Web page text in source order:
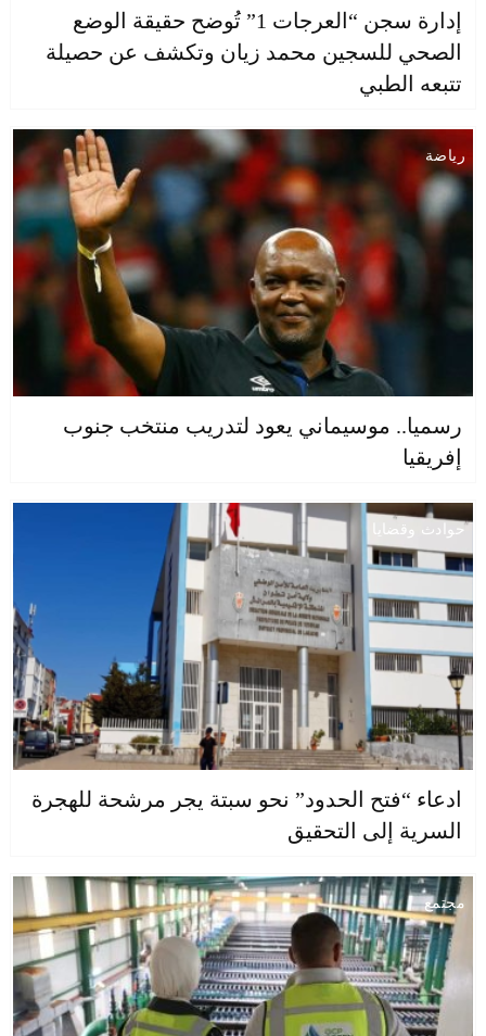
إدارة سجن “العرجات 1” تُوضح حقيقة الوضع
الصحي للسجين محمد زيان وتكشف عن حصيلة
تتبعه الطبي
رياضة
رسميا.. موسيماني يعود لتدريب منتخب جنوب
إفريقيا
حوادث وقضايا
ادعاء “فتح الحدود” نحو سبتة يجر مرشحة للهجرة
السرية إلى التحقيق
مجتمع